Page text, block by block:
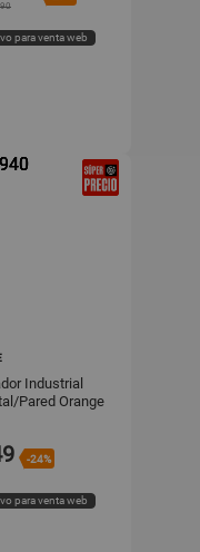
para venta web
Industrial
Pared Orange
-24%
para venta web